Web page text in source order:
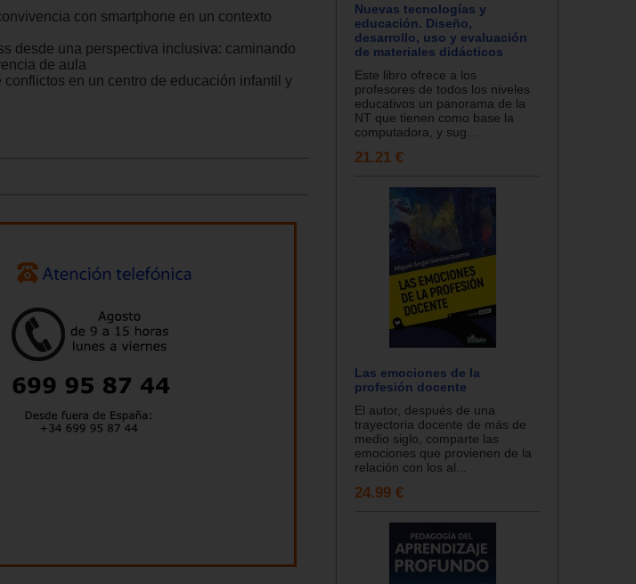
con smartphone en un contexto
desde una perspectiva inclusiva: caminando
de aula
en un centro de educación infantil y
Nuevas tecnologías y
educación. Diseño,
desarrollo, uso y evaluación
de materiales didácticos
Este libro ofrece a los
profesores de todos los niveles
educativos un panorama de la
NT que tienen como base la
computadora, y sug...
21.21 €
Las emociones de la
profesión docente
El autor, después de una
trayectoria docente de más de
medio siglo, comparte las
emociones que provienen de la
relación con los al...
24.99 €